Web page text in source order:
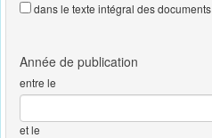
dans le texte intégral des documents
entre le
et le